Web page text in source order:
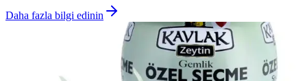
Daha fazla bilgi edinin